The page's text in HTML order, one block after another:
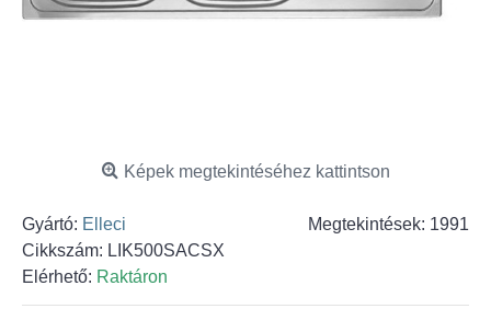
Képek megtekintéséhez kattintson
Megtekintések: 1991
Gyártó: Elleci
Cikkszám: LIK500SACSX
Elérhető: Raktáron